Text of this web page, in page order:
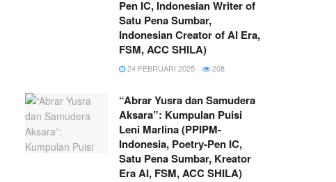
Pen IC, Indonesian Writer of
Satu Pena Sumbar,
Indonesian Creator of AI Era,
FSM, ACC SHILA)
24 FEBRUARI 2025 208
“Abrar Yusra dan Samudera
Aksara”: Kumpulan Puisi
Leni Marlina (PPIPM-
Indonesia, Poetry-Pen IC,
Satu Pena Sumbar, Kreator
Era AI, FSM, ACC SHILA)